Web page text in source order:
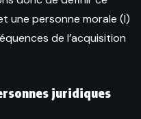
une personne morale (I)
de l’acquisition
juridiques